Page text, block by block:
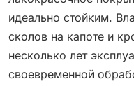
идеально стойким.
сколов на капоте и
несколько лет
своевременной